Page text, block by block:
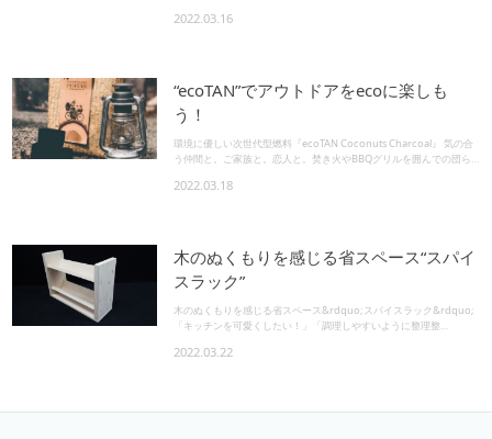
あわせた「ミニラック」をDIYで作ってみました。 まずは&ldquo;完
ら、次にそれぞれのパーツのサイズをきめて、完成図へ書き込んで
いきましょう。 step.1 各部材を揃える 作成したスケッチや図面から
必要な材料を切り出します。 step.2 墨付け・ダボ穴を空ける 材料に
ムが貼ってありますので、フィルムの上からでOKです！ 印をつけた
位置にインパクトドライバーとダボ錐で「ダボ穴」をあけます。ダ
を仕上げる 組み立てる前に木口仕上げテープを貼っておきましょ
ダボ穴を空けた位置に木工用ビスを打ち込み固定していきます。あ
らかじめ細い錐で下穴を空けてておくと木割れ防止になります。
step.5 木ダボでビスを隠す 全て組みあがったらダボ穴に接着剤を入
ます。その際、表面を傷つけないよう注意してください。 step.6 完
成！！！ 最後に角をサンドペーパーで仕上げ、フィルムをはがした
2022.03.16
“ecoTAN”でアウトドアをecoに楽しも
う！
環境に優しい次世代型燃料『ecoTAN Coconuts Charcoal』 気の合
う仲間と。ご家族と。恋人と。焚き火やBBQグリルを囲んでの団ら
ひとときの影の主役「炭」。炭火で焼いた食材って美味しいですよ
いっても、お店やインターネットには様々な炭が販売されていま
す。例えば「黒炭」といわれるナラやクヌギ、安価で手に入りやす
いマングローブ炭。また、「白炭」といわれる高級炭として有名な
すさから、最近では「着火加工（マッチ一本で着火する）」を施し
てある成型炭というのもありますね。それぞれの「炭」には特徴が
もの...etc。どれが良い、悪いというより、炭を使用するシーン、す
2022.03.18
木のぬくもりを感じる省スペース“スパイ
スラック”
木のぬくもりを感じる省スペース&rdquo;スパイスラック&rdquo;
「キッチンを可愛くしたい！」「調理しやすいように整理整
るとそれがステータスに感じてつい買い集めてしまい、気づいたら
2022.03.22